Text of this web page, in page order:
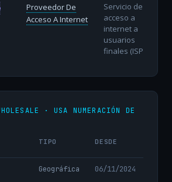
Proveedor De
Acceso A Internet
Servicio de
acceso a
internet a
usuarios
finales (ISP).
· USA NUMERACIÓN DE
TIPO DESDE
Geográfica 06/11/2024